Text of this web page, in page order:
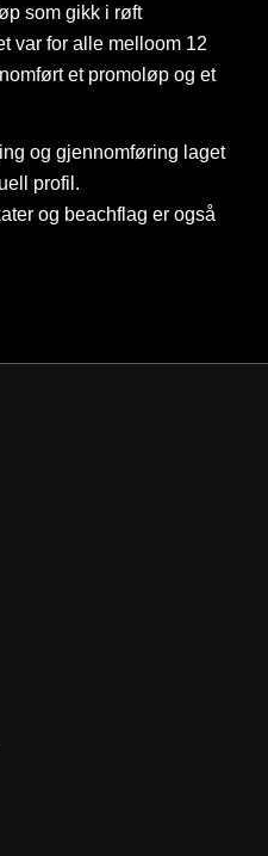
som gikk i røft
var for alle melloom 12
et promoløp og et
og gjennomføring laget
profil.
og beachflag er også